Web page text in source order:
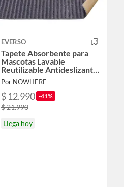
EVERSO
Tapete Absorbente para
Mascotas Lavable
Reutilizable Antideslizante
2 Pack 61x61 cm
Por NOWHERE
$ 12.990 -41%
$ 21.990
Llega hoy